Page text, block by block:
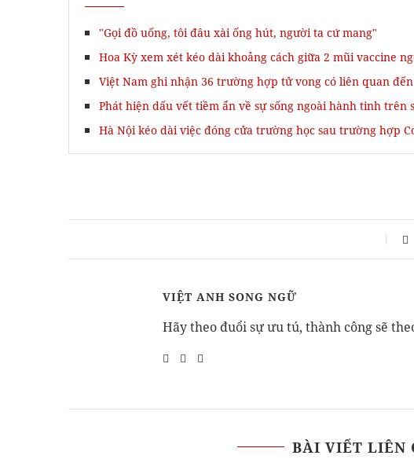
"Gọi đồ uống, tôi đâu xài ống hút, người ta cứ mang"
Hoa Kỳ xem xét kéo dài khoảng cách giữa 2 mũi vaccine
Việt Nam ghi nhận 36 trường hợp tử vong có liên quan
Phát hiện dấu vết tiềm ẩn về sự sống ngoài hành tinh trên
Hà Nội kéo dài việc đóng cửa trường học sau trường hợp
VIỆT ANH SONG NGỮ
Hãy theo đuổi sự ưu tú, thành công sẽ
BÀI VIẾT LIÊN